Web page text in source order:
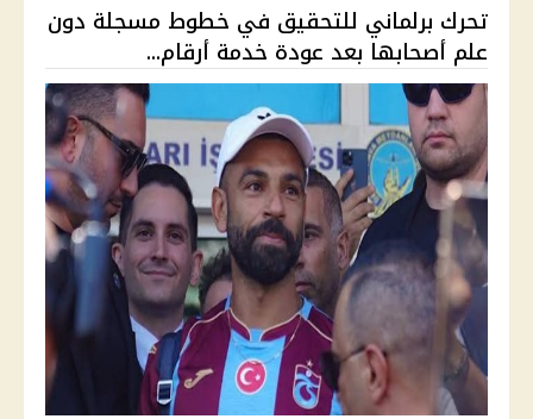
تحرك برلماني للتحقيق في خطوط مسجلة دون
علم أصحابها بعد عودة خدمة أرقام...